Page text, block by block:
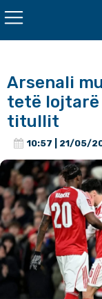
Arsenali
tetë lojtarë
titullit
10:57 | 21/05/